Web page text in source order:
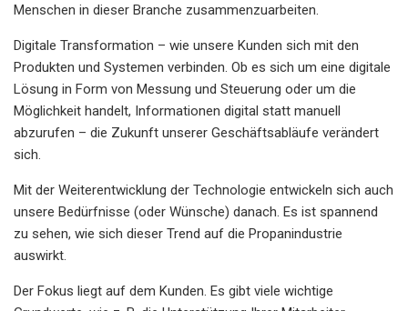
Menschen in dieser Branche zusammenzuarbeiten.
Digitale Transformation – wie unsere Kunden sich mit den
Produkten und Systemen verbinden. Ob es sich um eine digitale
Lösung in Form von Messung und Steuerung oder um die
Möglichkeit handelt, Informationen digital statt manuell
abzurufen – die Zukunft unserer Geschäftsabläufe verändert
sich.
Mit der Weiterentwicklung der Technologie entwickeln sich auch
unsere Bedürfnisse (oder Wünsche) danach. Es ist spannend
zu sehen, wie sich dieser Trend auf die Propanindustrie
auswirkt.
Der Fokus liegt auf dem Kunden. Es gibt viele wichtige